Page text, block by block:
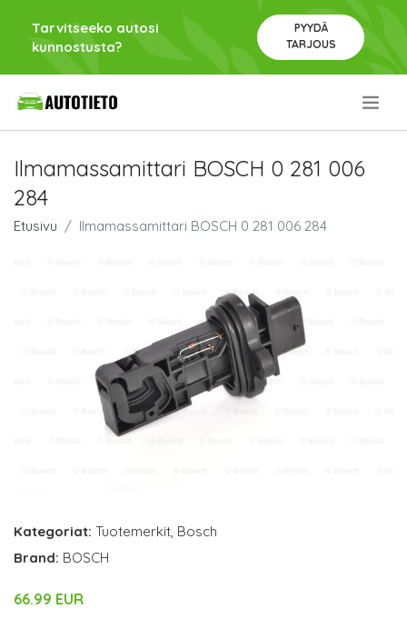
Tarvitseeko autosi
kunnostusta?
PYYDÄ
TARJOUS
Ilmamassamittari BOSCH 0 281 006
284
Etusivu Ilmamassamittari BOSCH 0 281 006 284
Kategoriat: Tuotemerkit, Bosch
Brand: BOSCH
66.99 EUR